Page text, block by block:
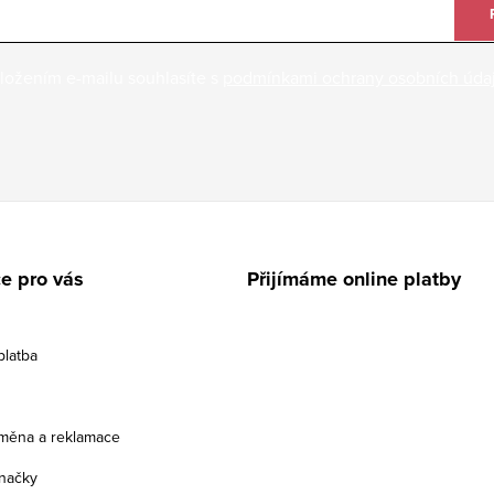
pro vás
a reklamace
Přijímáme online platby